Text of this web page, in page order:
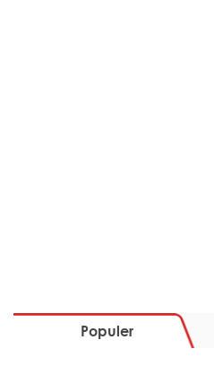
Populer